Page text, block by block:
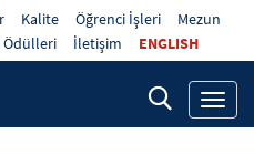
Kalite Öğrenci İşleri
Mezun
Ödülleri İletişim ENGLISH